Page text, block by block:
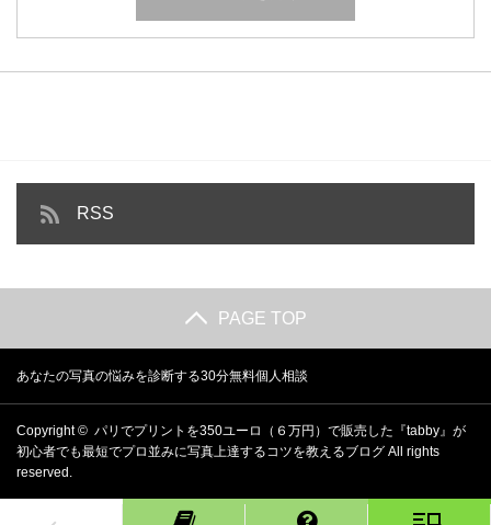
RSS
PAGE TOP
あなたの写真の悩みを診断する30分無料個人相談
Copyright © パリでプリントを350ユーロ（６万円）で販売した『tabby』が
初心者でも最短でプロ並みに写真上達するコツを教えるブログ All rights
reserved.